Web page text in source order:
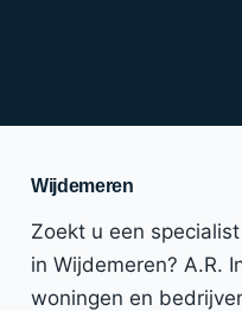
Wijdemeren
Zoekt u een
in Wijdemeren? A.R.
woningen en